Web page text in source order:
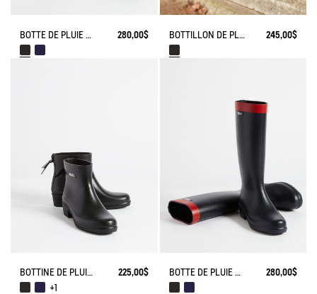
BOTTE DE PLUIE MYRICA 280,00$ BOTTILLON DE PLUIE À TALON MONCEAU 245,00$
BOTTINE DE PLUIE MYRICA
225,00$
+1
BOTTE DE PLUIE MYRICA 280,00$